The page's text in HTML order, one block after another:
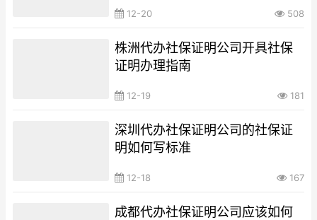
12-20 508
株洲代办社保证明公司开具社保
证明办理指南
12-19 181
深圳代办社保证明公司的社保证
明如何写标准
12-18 167
成都代办社保证明公司应该如何